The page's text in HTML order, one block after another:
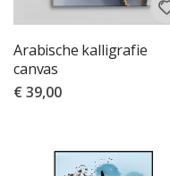
Arabische kalligrafie
canvas
€ 39,00